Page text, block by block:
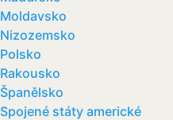
Moldavsko
Nizozemsko
Polsko
Rakousko
Španělsko
Spojené státy americké